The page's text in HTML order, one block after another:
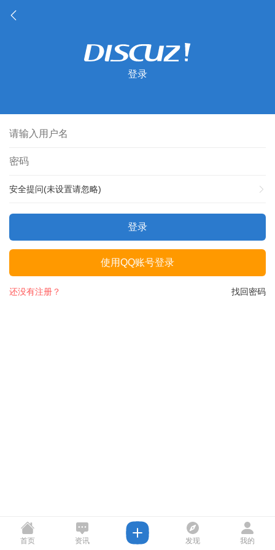
登录
安全提问(未设置请忽略)
登录
使用QQ账号登录
找回密码
还没有注册？
首页 资讯 发现 我的